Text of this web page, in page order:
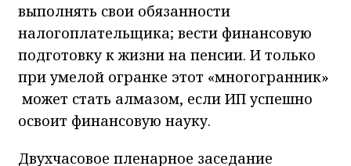
выполнять свои обязанности
налогоплательщика; вести финансовую
подготовку к жизни на пенсии. И только
при умелой огранке этот «многогранник»
может стать алмазом, если ИП успешно
освоит финансовую науку.
Двухчасовое пленарное заседание